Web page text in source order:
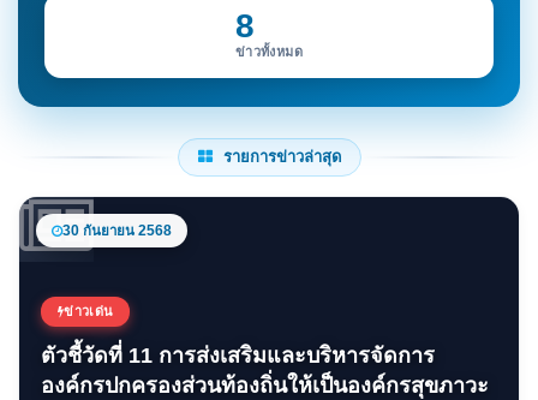
8
ข่าวทั้งหมด
รายการข่าวล่าสุด
30 กันยายน 2568
ข่าวเด่น
ตัวชี้วัดที่ 11 การส่งเสริมและบริหารจัดการ
องค์กรปกครองส่วนท้องถิ่นให้เป็นองค์กรสุขภาวะ